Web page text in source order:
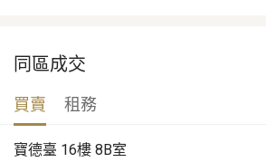
同區成交
買賣 租務
寶德臺 16樓 8B室